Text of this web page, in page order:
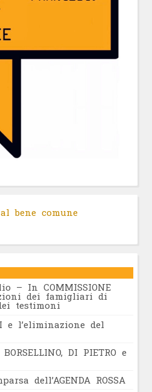
bene comune
– In COMMISSIONE
dei famigliari di
testimoni
e l’eliminazione del
DI PIETRO e
dell’AGENDA ROSSA